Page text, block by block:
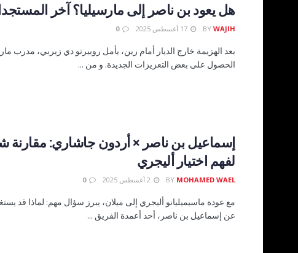
هل يعود بن ناصر إلى مارسيليا؟ آخر
BY WAJIH
0
بعد الهزيمة خارج الديار أمام رين، يأمل روبيرتو دي زيربي، مدرب
الحصول على بعض التعزيزات الجديدة. و من ...
إسماعيل بن ناصر × أردون جاشاري: مقارنة
لفهم اختيار أليجري
BY MOHAMED WAEL
0
مع عودة ماسيميليانو أليجري إلى ميلان، يبرز سؤال مهم: لماذا قد
عن إسماعيل بن ناصر، أحد أعمدة الفريق ...